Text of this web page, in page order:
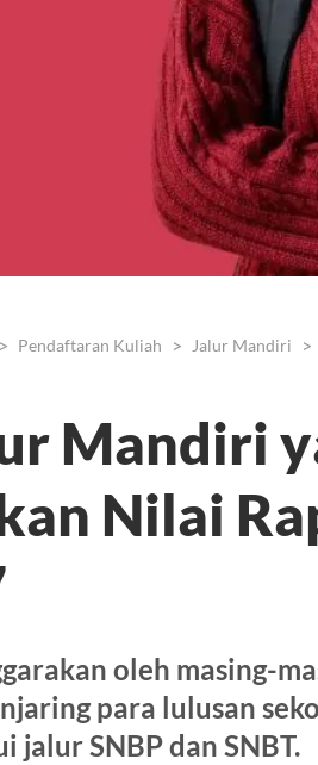
Pendaftaran Kuliah Jalur Mandiri
Mandiri
Nilai
oleh masing-
para lulusan
SNBP dan SNBT.